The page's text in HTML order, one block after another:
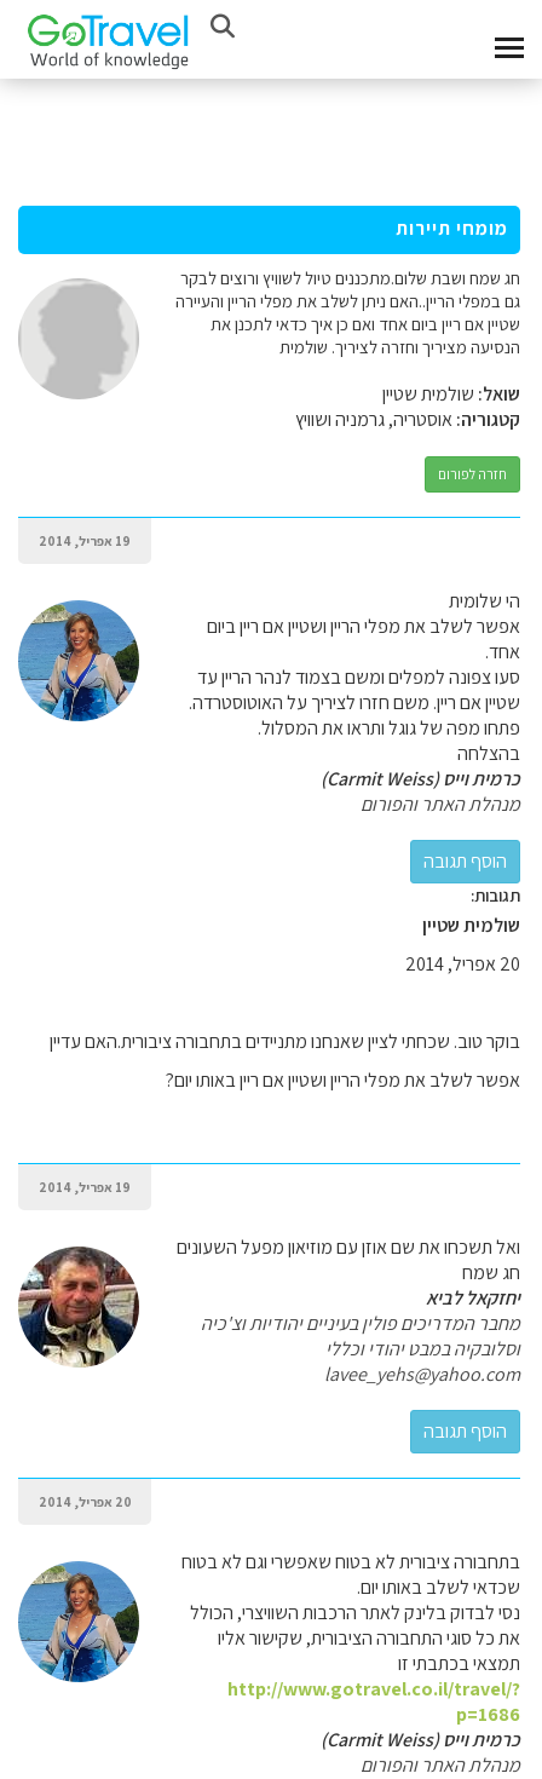
מומחי תיירות
חג שמח ושבת שלום.מתכננים טיול לשוויץ ורוצים לבקר
גם במפלי הריין..האם ניתן לשלב את מפלי הריין והעיירה
שטיין אם ריין ביום אחד ואם כן איך כדאי לתכנן את
הנסיעה מציריך וחזרה לציריך. שולמית
שואל: שולמית שטיין
קטגוריה:אוסטריה, גרמניה ושוויץ
חזרה לפורום
19 אפריל, 2014
הי שלומית
אפשר לשלב את מפלי הריין ושטיין אם ריין ביום
אחד.
סעו צפונה למפלים ומשם בצמוד לנהר הריין עד
שטיין אם ריין. משם חזרו לציריך על האוטוסטרדה.
פתחו מפה של גוגל ותראו את המסלול.
בהצלחה
כרמית וייס (Carmit Weiss)
מנהלת האתר והפורום
תגובות:
שולמית שטיין
20 אפריל, 2014
בוקר טוב. שכחתי לציין שאנחנו מתניידים בתחבורה ציבורית.האם עדיין
אפשר לשלב את מפלי הריין ושטיין אם ריין באותו יום?
19 אפריל, 2014
ואל תשכחו את שם אוזן עם מוזיאון מפעל השעונים
חג שמח
יחזקאל לביא
מחבר המדריכים פולין בעיניים יהודיות וצ'כיה
וסלובקיה במבט יהודי וכללי
lavee_yehs@yahoo.com
20 אפריל, 2014
בתחבורה ציבורית לא בטוח שאפשרי וגם לא בטוח
שכדאי לשלב באותו יום.
נסי לבדוק בלינק לאתר הרכבות השוויצרי, הכולל
את כל סוגי התחבורה הציבורית, שקישור אליו
תמצאי בכתבתי זו
http://www.gotravel.co.il/travel/?
p=1686
כרמית וייס (Carmit Weiss)
מנהלת האתר והפורום